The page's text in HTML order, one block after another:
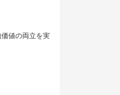
値の両立を実